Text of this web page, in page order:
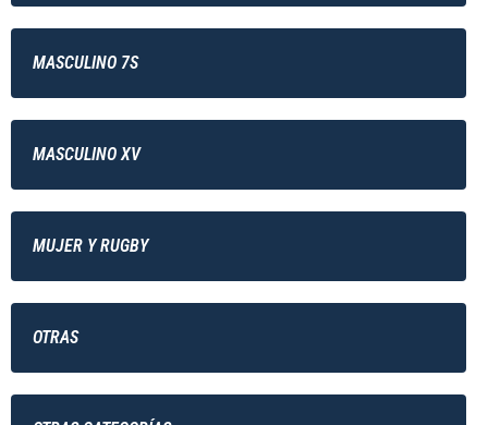
MASCULINO 7S
MASCULINO XV
MUJER Y RUGBY
OTRAS